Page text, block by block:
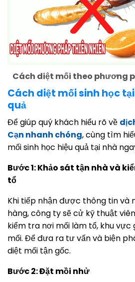
Cách diệt mối theo phương
Cách diệt mối sinh học tại
quả
Để giúp quý khách hiểu rõ về
Cạn nhanh chóng, cùng tìm
mối sinh học hiệu quả tại nhà
Bước 1: Khảo sát tận nhà và
tổ
Khi tiếp nhận được thông tin và
hàng, công ty sẽ cử kỹ thuật
kiểm tra nơi mối làm tổ, khu vực
mối. Để đưa ra tư vấn và biện
diệt mối tận gốc.
Bước 2: Đặt mồi nhử